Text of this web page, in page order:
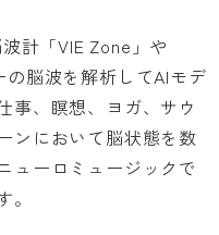
計「VIE Zone」や
の脳波を解析してAIモデ
事、瞑想、ヨガ、サウ
ンにおいて脳状態を数
ューロミュージックで